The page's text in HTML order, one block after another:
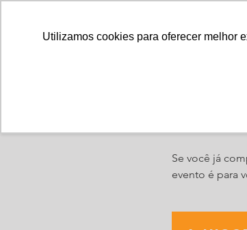
Utilizamos cookies para oferecer melhor
Se você já
evento é para